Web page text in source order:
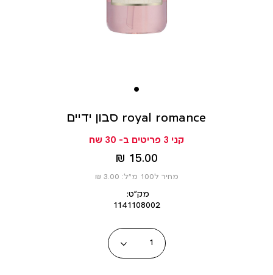
סבון ידיים royal romance
קני 3 פריטים ב- 30 שח
מחיר
מוצר
15.00 ₪
מחיר ל100 מ”ל: 3.00 ₪
מק״ט:
1141108002
כמות